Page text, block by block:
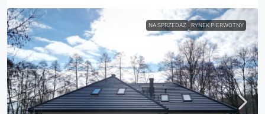
NA SPRZEDAŻ RYNEK PIERWOTNY